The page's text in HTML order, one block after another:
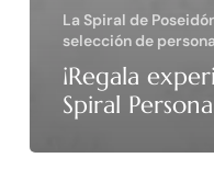
La Spiral de
selección de
¡Regala
Spiral